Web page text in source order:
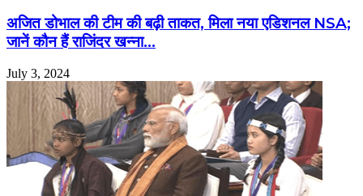
अजित डोभाल की टीम की बढ़ी ताकत, मिला नया एडिशनल NSA;
जानें कौन हैं राजिंदर खन्ना…
July 3, 2024